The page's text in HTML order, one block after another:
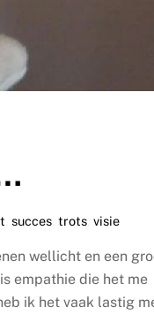
succes, trots, visie
wellicht en een
empathie die het me
ik het vaak lastig